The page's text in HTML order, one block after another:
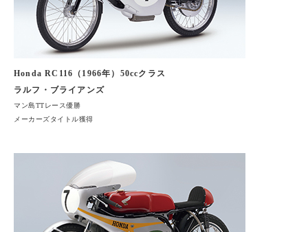
Honda RC116（1966年）50ccクラス
ラルフ・ブライアンズ
マン島TTレース優勝
メーカーズタイトル獲得